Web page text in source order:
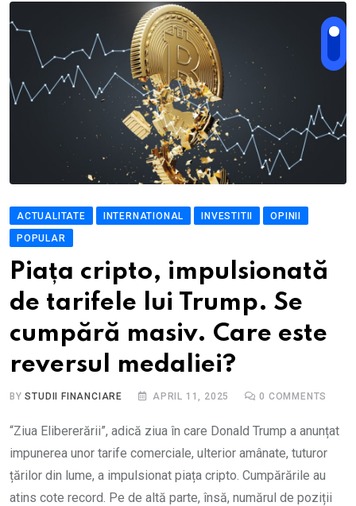
ACTUALITATE INTERNATIONAL INVESTITII
OPINII
POPULAR
Piața cripto, impulsionată
de tarifele lui Trump. Se
cumpără masiv. Care este
reversul medaliei?
BYSTUDII FINANCIARE APRIL 11, 2025 0 COMMENTS
“Ziua Elibererării”, adică ziua în care Donald Trump a anunțat
impunerea unor tarife comerciale, ulterior amânate, tuturor
țărilor din lume, a impulsionat piața cripto. Cumpărările au
atins cote record. Pe de altă parte, însă, numărul de poziții